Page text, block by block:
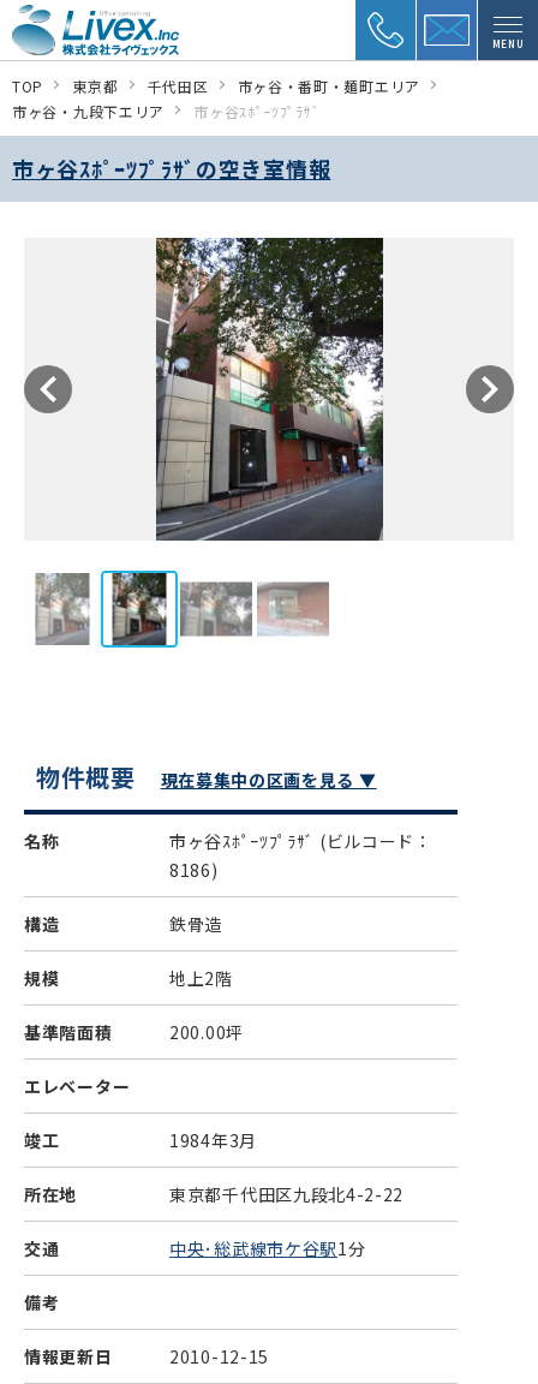
MENU
TOP 東京都 千代田区
市ヶ谷・番町・麺町エリア
市ヶ谷・九段下エリア
市ヶ谷ｽﾎﾟｰﾂﾌﾟﾗｻﾞ
市ヶ谷ｽﾎﾟｰﾂﾌﾟﾗｻﾞの空き室情報
物件概要 現在募集中の区画を見る ▼
名称 市ヶ谷ｽﾎﾟｰﾂﾌﾟﾗｻﾞ (ビルコード：
8186)
構造 鉄骨造
規模 地上2階
基準階面積 200.00坪
エレベーター
竣工 1984年3月
所在地 東京都千代田区九段北4-2-22
交通 中央･総武線市ケ谷駅1分
備考
情報更新日 2010-12-15